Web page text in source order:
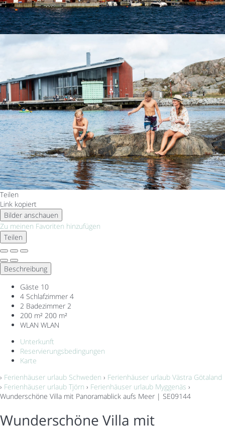
Teilen
Link kopiert
Bilder anschauen
Zu meinen Favoriten hinzufügen
Teilen
Beschreibung
Gäste 10
4 Schlafzimmer 4
2 Badezimmer 2
200 m² 200 m²
WLAN WLAN
Unterkunft
Reservierungsbedingungen
Karte
› Ferienhäuser urlaub Schweden › Ferienhäuser urlaub Västra Götaland
› Ferienhäuser urlaub Tjörn › Ferienhäuser urlaub Myggenäs ›
Wunderschöne Villa mit Panoramablick aufs Meer | SE09144
Wunderschöne Villa mit